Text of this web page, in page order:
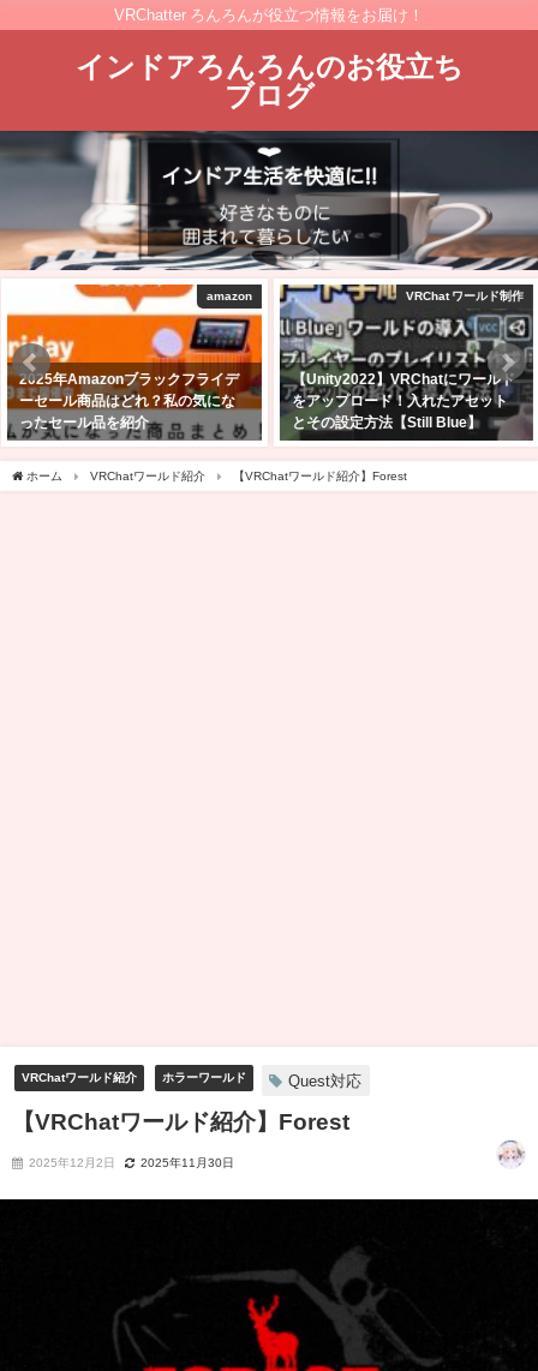
VRChatter ろんろんが役立つ情報をお届け！
インドアろんろんのお役立ち
ブログ
amazon
2025年Amazonブラックフライデ
ーセール商品はどれ？私の気にな
ったセール品を紹介
VRChat ワールド制作
【Unity2022】VRChatにワールド
をアップロード！入れたアセット
とその設定方法【Still Blue】
ホーム VRChatワールド紹介 【VRChatワールド紹介】Forest
VRChatワールド紹介 ホラーワールド Quest対応
【VRChatワールド紹介】Forest
2025年12月2日 2025年11月30日